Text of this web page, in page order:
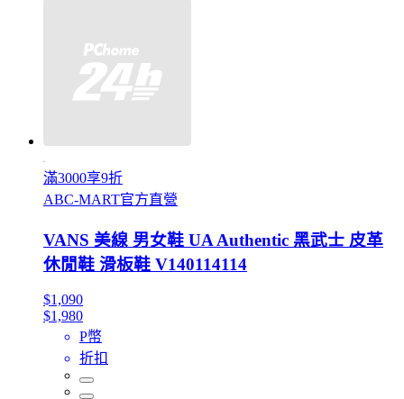
滿3000享9折
ABC-MART官方直營
VANS 美線 男女鞋 UA Authentic 黑武士 皮革
休閒鞋 滑板鞋 V140114114
$1,090
$1,980
P幣
折扣